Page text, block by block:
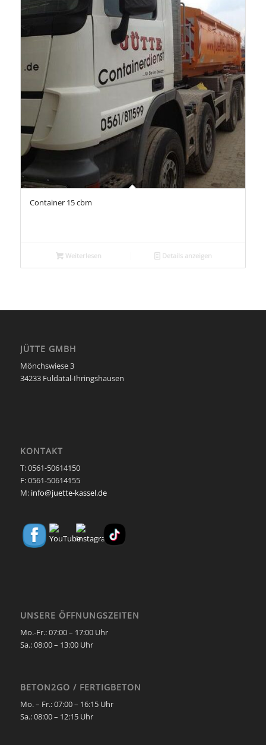
Container 15 cbm
Weiterlesen Details anzeigen
JÜTTE GMBH
Mönchswiese 3
34233 Fuldatal-Ihringshausen
KONTAKT
T: 0561-50614150
F: 0561-50614155
M: info@juette-kassel.de
UNSERE ÖFFNUNGSZEITEN
Mo.-Fr.: 07:00 – 17:00 Uhr
Sa.:08:00 – 13:00 Uhr
BETON2GO / FERTIGBETON
Mo. – Fr.:07:00 – 16:15 Uhr
Sa.:08:00 – 12:15 Uhr